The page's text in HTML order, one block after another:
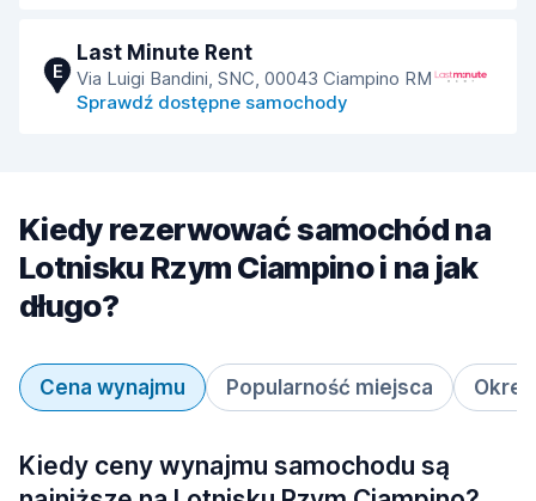
E
Last Minute Rent
Via Luigi Bandini, SNC, 00043 Ciampino RM
Sprawdź dostępne samochody
Kiedy rezerwować samochód na
Lotnisku Rzym Ciampino i na jak
długo?
Cena wynajmu Popularność miejsca
Kiedy ceny wynajmu samochodu są